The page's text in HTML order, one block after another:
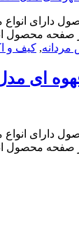
انواع مختلفی
انتخاب
کیف و
1397
انواع مختلفی
انتخاب